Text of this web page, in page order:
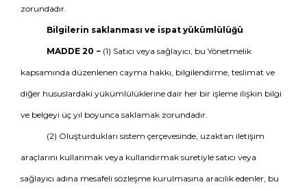
zorundadır.
Bilgilerin saklanması ve ispat yükümlülüğü
MADDE 20 −(1) Satıcı veya sağlayıcı, bu Yönetmelik
kapsamında düzenlenen cayma hakkı, bilgilendirme, teslimat ve
diğer hususlardaki yükümlülüklerine dair her bir işleme ilişkin bilgi
ve belgeyi üç yıl boyunca saklamak zorundadır.
(2) Oluşturdukları sistem çerçevesinde, uzaktan iletişim
araçlarını kullanmak veya kullandırmak suretiyle satıcı veya
sağlayıcı adına mesafeli sözleşme kurulmasına aracılık edenler, bu